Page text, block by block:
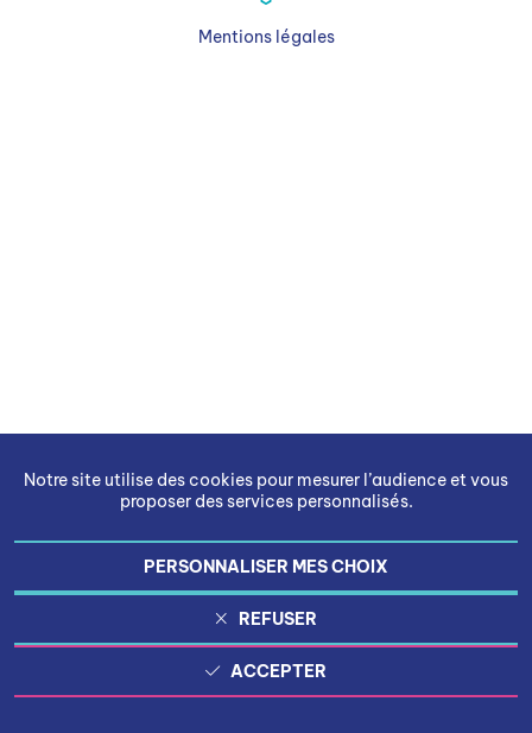
Notre site utilise des cookies pour mesurer l’audience et vous
proposer des services personnalisés.
PERSONNALISER MES CHOIX
REFUSER
ACCEPTER
Mentions légales